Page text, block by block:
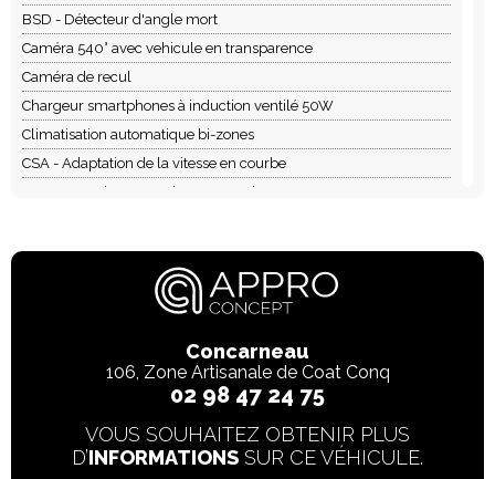
BSD - Détecteur d'angle mort
Caméra 540° avec vehicule en transparence
Caméra de recul
Chargeur smartphones à induction ventilé 50W
Climatisation automatique bi-zones
CSA - Adaptation de la vitesse en courbe
DOW- Avertissement d'ouverture de porte
Ecran 14.8''
Ecran conducteur 10,3''
Entrée et démarrage sans clé
Filtre à air - Niveau N95
Frein de stationnement électrique avec Autohold
Gestion intelligente des feux de route (IHC)
Concarneau
106, Zone Artisanale de Coat Conq
02 98 47 24 75
VOUS SOUHAITEZ OBTENIR PLUS
D’INFORMATIONS SUR CE VÉHICULE.